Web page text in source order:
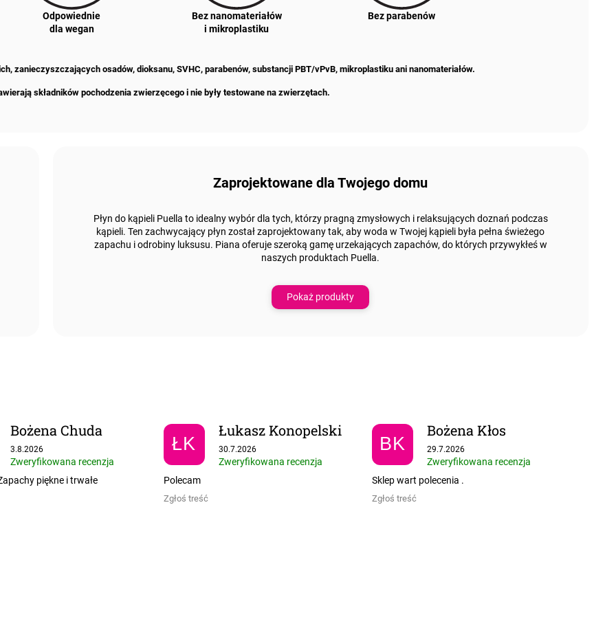
Odpowiednie
dla wegan
Bez nanomateriałów
i mikroplastiku
Bez parabenów
zanieczyszczających osadów, dioksanu, SVHC, parabenów, substancji PBT/vPvB, mikroplastiku ani nanomateriałów.
składników pochodzenia zwierzęcego i nie były testowane na zwierzętach.
Zaprojektowane dla Twojego domu
Płyn do kąpieli Puella to idealny wybór dla tych, którzy pragną zmysłowych i relaksujących doznań podczas
kąpieli. Ten zachwycający płyn został zaprojektowany tak, aby woda w Twojej kąpieli była pełna świeżego
zapachu i odrobiny luksusu. Piana oferuje szeroką gamę urzekających zapachów, do których przywykłeś w
naszych produktach Puella.
Pokaż produkty
Bożena Chuda
Ocena sklepu to 5 na 5 gwiazdek.
3.8.2026
Zweryfikowana recenzja
piękne i trwałe
ŁK
Łukasz Konopelski
Ocena sklepu to 5 na 5 gwiazdek.
30.7.2026
Zweryfikowana recenzja
Polecam
Zgłoś treść
BK
Bożena Kłos
Ocena sklepu to 5 na 5 gwiazdek.
29.7.2026
Zweryfikowana recenzja
Sklep wart polecenia .
Zgłoś treść